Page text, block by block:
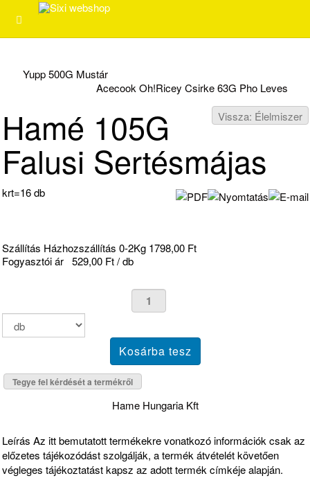
Yupp 500G Mustár
Acecook Oh!Ricey Csirke 63G Pho Leves
Vissza: Élelmiszer
Hamé 105G
Falusi Sertésmájas
krt=16 db
Szállítás Házhozszállítás 0-2Kg 1798,00 Ft
Fogyasztói ár 529,00 Ft / db
Tegye fel kérdését a termékről
Hame Hungaria Kft
Leírás Az itt bemutatott termékekre vonatkozó információk csak az
előzetes tájékozódást szolgálják, a termék átvételét követően
végleges tájékoztatást kapsz az adott termék címkéje alapján.